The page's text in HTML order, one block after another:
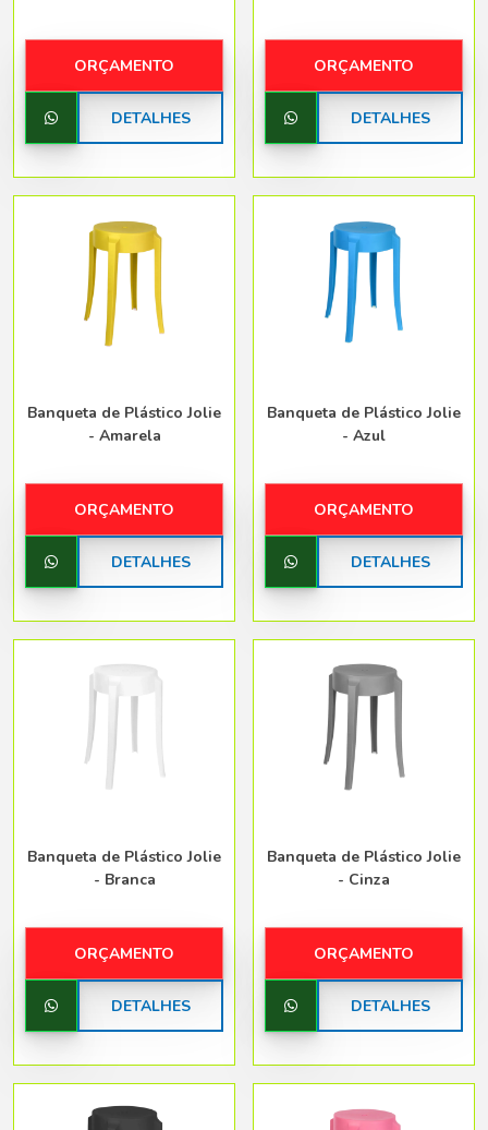
ORÇAMENTO
DETALHES
ORÇAMENTO
DETALHES
Banqueta de Plástico Jolie
- Amarela
ORÇAMENTO
DETALHES
Banqueta de Plástico Jolie
- Azul
ORÇAMENTO
DETALHES
Banqueta de Plástico Jolie
- Branca
ORÇAMENTO
DETALHES
Banqueta de Plástico Jolie
- Cinza
ORÇAMENTO
DETALHES